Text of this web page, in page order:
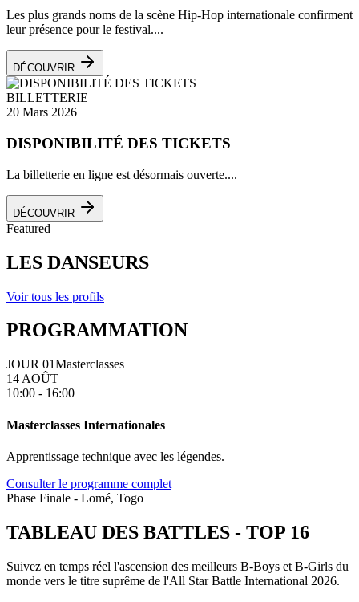
Les plus grands noms de la scène Hip-Hop internationale confirment
leur présence pour le festival....
DÉCOUVRIR
BILLETTERIE
20 Mars 2026
DISPONIBILITÉ DES TICKETS
La billetterie en ligne est désormais ouverte....
DÉCOUVRIR
Featured
LES DANSEURS
Voir tous les profils
PROGRAMMATION
JOUR 01Masterclasses
14 AOÛT
10:00 - 16:00
Masterclasses Internationales
Apprentissage technique avec les légendes.
Consulter le programme complet
Phase Finale - Lomé, Togo
TABLEAU DES BATTLES - TOP 16
Suivez en temps réel l'ascension des meilleurs B-Boys et B-Girls du
monde vers le titre suprême de l'All Star Battle International 2026.